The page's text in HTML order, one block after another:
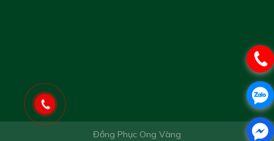
Đồng Phục Ong Vàng